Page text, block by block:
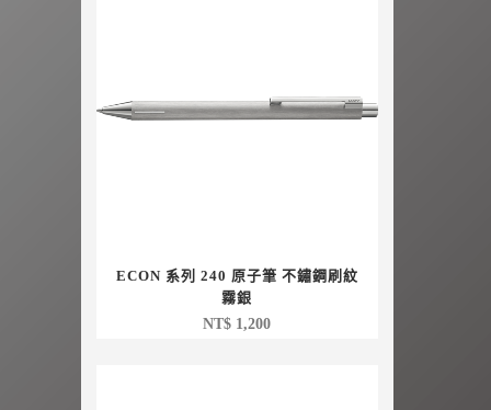
ECON 系列 240 原子筆 不鏽鋼刷紋
霧銀
NT$ 1,200